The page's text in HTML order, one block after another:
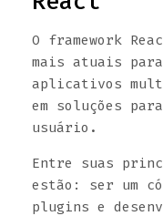
O framework
mais atuais
aplicativos
em soluções
usuário.
Entre suas
estão: ser um
plugins e